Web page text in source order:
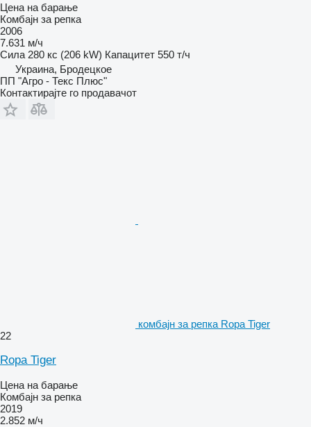
Цена на барање
Комбајн за репка
2006
7.631 м/ч
Сила 280 кс (206 kW) Капацитет 550 т/ч
Украина, Бродецкое
ПП "Агро - Текс Плюс"
Контактирајте го продавачот
комбајн за репка Ropa Tiger
22
Ropa Tiger
Цена на барање
Комбајн за репка
2019
2.852 м/ч